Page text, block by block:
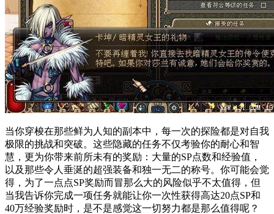
当你穿梭在那些鲜为人知的副本中，每一次的探险都是对自我
极限的挑战和突破。这些隐藏的任务不仅考验你的耐心和智
慧，更为你带来前所未有的奖励：大量的SP点数和经验值，
以及那些令人垂涎的超强装备和独一无二的称号。你可能会觉
得，为了一点点SP奖励而冒那么大的风险似乎不太值得，但
当我告诉你完成一项任务就能让你一次性获得高达20点SP和
40万经验奖励时，是不是感觉这一切努力都是那么值得呢？